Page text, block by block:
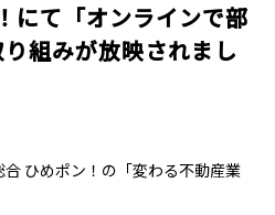
にて「オンラインで部
組みが放映されまし
ひめポン！の「変わる不動産業